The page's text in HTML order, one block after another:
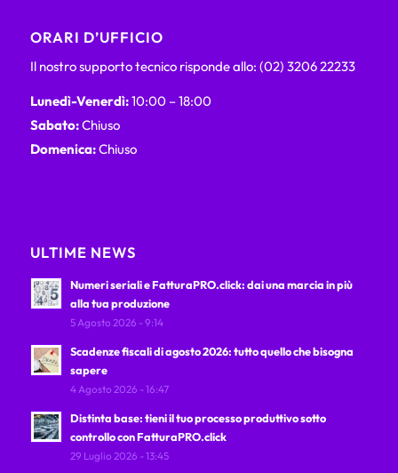
ORARI D’UFFICIO
Il nostro supporto tecnico risponde allo: (02) 3206 22233
Lunedì-Venerdì:10:00 – 18:00
Sabato:Chiuso
Domenica:Chiuso
ULTIME NEWS
Numeri seriali e FatturaPRO.click: dai una marcia in più
alla tua produzione
5 Agosto 2026 - 9:14
Scadenze fiscali di agosto 2026: tutto quello che bisogna
sapere
4 Agosto 2026 - 16:47
Distinta base: tieni il tuo processo produttivo sotto
controllo con FatturaPRO.click
29 Luglio 2026 - 13:45